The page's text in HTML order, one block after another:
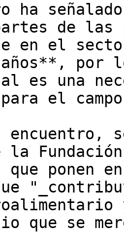
ha
de las
en el
años**, por
es una
el
encuentro,
la
que ponen
que se